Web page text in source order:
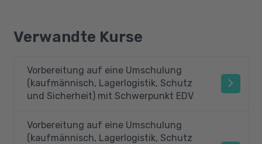
Verwandte Kurse
Vorbereitung auf eine Umschulung
(kaufmännisch, Lagerlogistik, Schutz
und Sicherheit) mit Schwerpunkt EDV
Vorbereitung auf eine Umschulung
(kaufmännisch, Lagerlogistik, Schutz